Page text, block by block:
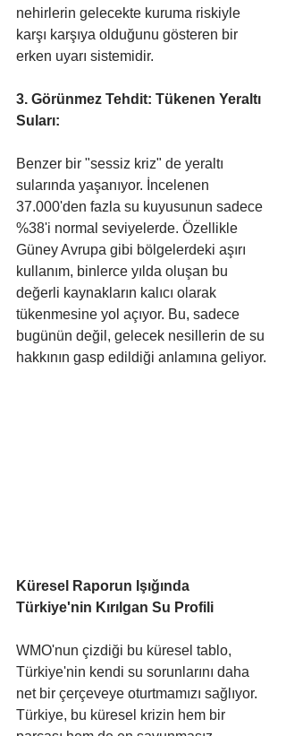
nehirlerin gelecekte kuruma riskiyle
karşı karşıya olduğunu gösteren bir
erken uyarı sistemidir.
3. Görünmez Tehdit: Tükenen Yeraltı
Suları:
Benzer bir "sessiz kriz" de yeraltı
sularında yaşanıyor. İncelenen
37.000'den fazla su kuyusunun sadece
%38'i normal seviyelerde. Özellikle
Güney Avrupa gibi bölgelerdeki aşırı
kullanım, binlerce yılda oluşan bu
değerli kaynakların kalıcı olarak
tükenmesine yol açıyor. Bu, sadece
bugünün değil, gelecek nesillerin de su
hakkının gasp edildiği anlamına geliyor.
Küresel Raporun Işığında
Türkiye'nin Kırılgan Su Profili
WMO'nun çizdiği bu küresel tablo,
Türkiye'nin kendi su sorunlarını daha
net bir çerçeveye oturtmamızı sağlıyor.
Türkiye, bu küresel krizin hem bir